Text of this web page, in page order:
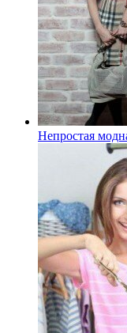
Непростая